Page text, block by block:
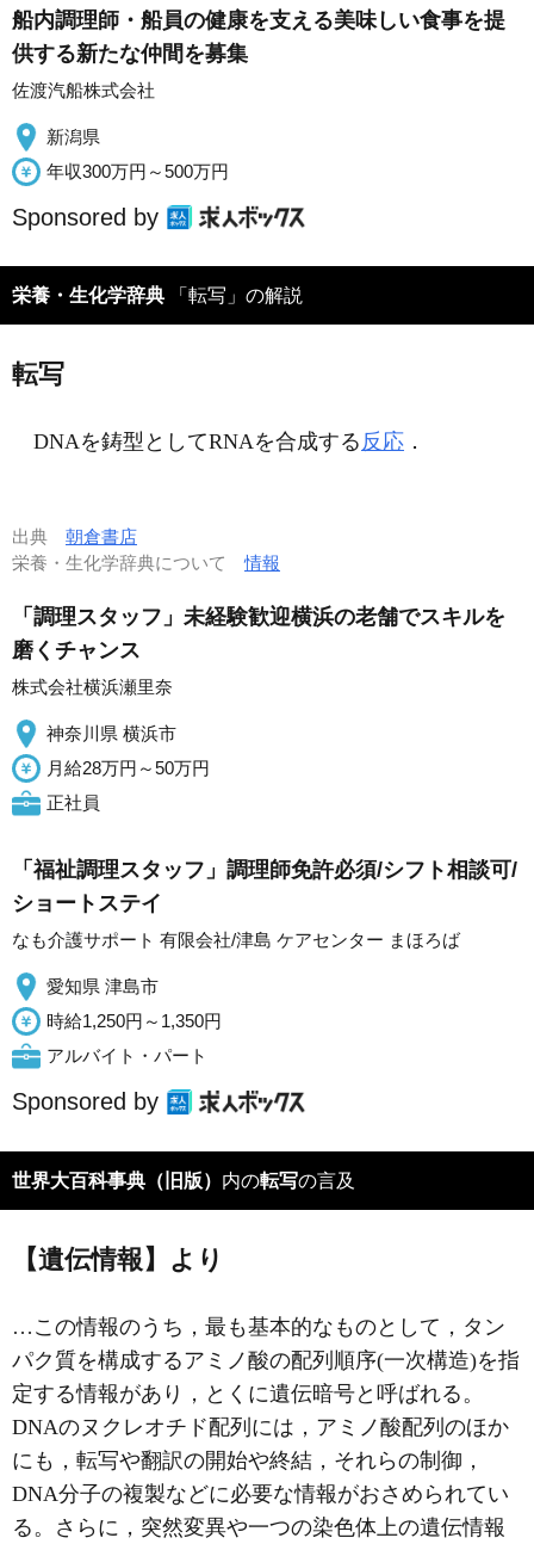
船内調理師・船員の健康を支える美味しい食事を提
供する新たな仲間を募集
佐渡汽船株式会社
新潟県
年収300万円～500万円
Sponsored by
栄養・生化学辞典 「転写」の解説
転写
DNAを鋳型としてRNAを合成する 反応 ．
出典 朝倉書店
栄養・生化学辞典について情報
「調理スタッフ」未経験歓迎横浜の老舗でスキルを
磨くチャンス
株式会社横浜瀬里奈
神奈川県 横浜市
月給28万円～50万円
正社員
「福祉調理スタッフ」調理師免許必須/シフト相談可/
ショートステイ
なも介護サポート 有限会社/津島 ケアセンター まほろば
愛知県 津島市
時給1,250円～1,350円
アルバイト・パート
Sponsored by
世界大百科事典（旧版） 内の転写の言及
【遺伝情報】より
…この情報のうち，最も基本的なものとして，タン
パク質を構成するアミノ酸の配列順序(一次構造)を指
定する情報があり，とくに遺伝暗号と呼ばれる。
DNAのヌクレオチド配列には，アミノ酸配列のほか
にも，転写や翻訳の開始や終結，それらの制御，
DNA分子の複製などに必要な情報がおさめられてい
る。さらに，突然変異や一つの染色体上の遺伝情報